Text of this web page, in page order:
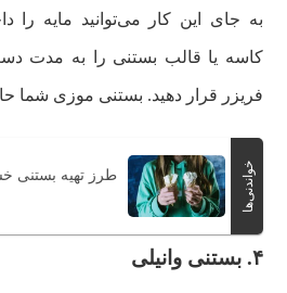
به جای این کار می‌توانید مایه را
کاسه یا قالب بستنی را به مدت
فریزر قرار دهید. بستنی موزی شما
خواندنی‌ها طرز تهیه بستنی
۴. بستنی وانیلی